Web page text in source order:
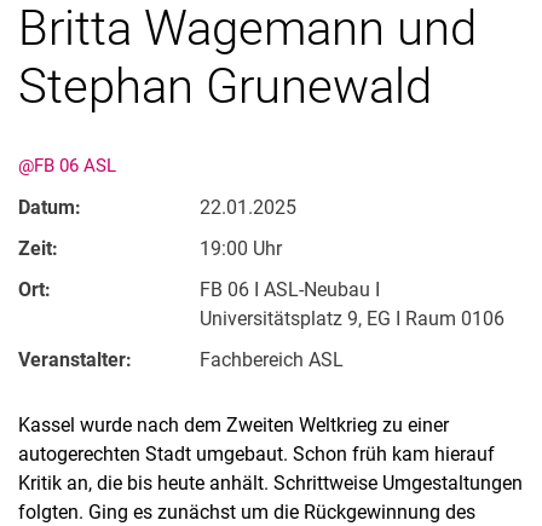
Britta Wagemann und
Stephan Grunewald
@FB 06 ASL
Datum:
22.01.2025
Zeit:
19:00 Uhr
Ort:
FB 06 I ASL-Neubau I
Universitätsplatz 9, EG I Raum 0106
Veranstalter:
Fachbereich ASL
Kassel wurde nach dem Zweiten Weltkrieg zu einer
autogerechten Stadt umgebaut. Schon früh kam hierauf
Kritik an, die bis heute anhält. Schrittweise Umgestaltungen
folgten. Ging es zunächst um die Rückgewinnung des